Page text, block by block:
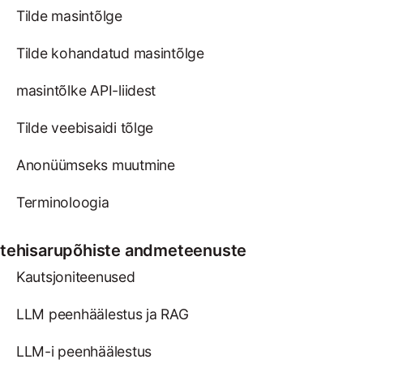
Tilde masintõlge
Tilde kohandatud masintõlge
masintõlke API-liidest
Tilde veebisaidi tõlge
Anonüümseks muutmine
Terminoloogia
tehisarupõhiste andmeteenuste
Kautsjoniteenused
LLM peenhäälestus ja RAG
LLM-i peenhäälestus